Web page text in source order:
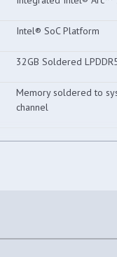
Intel® SoC Platform
32GB Soldered
Memory soldered to
channel
32GB soldered
1TB SSD M.2 2242
Two M.2 slots • One